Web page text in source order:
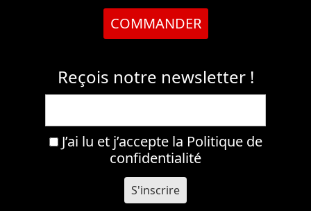
COMMANDER
Reçois notre newsletter !
J’ai lu et j’accepte la Politique de
confidentialité